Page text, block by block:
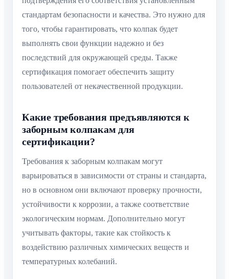
стандартам безопасности и качества. Это нужно для
того, чтобы гарантировать, что колпак будет
выполнять свои функции надежно и без
последствий для окружающей среды. Также
сертификация помогает обеспечить защиту
пользователей от некачественной продукции.
Какие требования предъявляются к
заборным колпакам для
сертификации?
Требования к заборным колпакам могут
варьироваться в зависимости от страны и стандарта,
но в основном они включают проверку прочности,
устойчивости к коррозии, а также соответствие
экологическим нормам. Дополнительно могут
учитывать факторы, такие как стойкость к
воздействию различных химических веществ и
температурных колебаний.